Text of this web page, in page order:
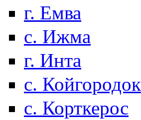
г. Емва
с. Ижма
г. Инта
с. Койгородок
с. Корткерос